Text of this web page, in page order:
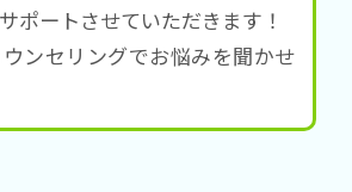
ポートさせていただきます！
ンセリングでお悩みを聞かせ